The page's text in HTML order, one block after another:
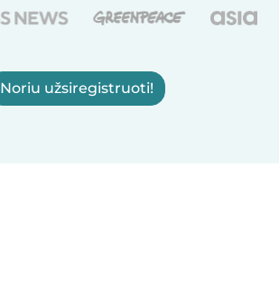
Noriu užsiregistruoti!